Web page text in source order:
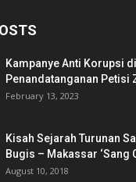
Kampanye Anti Korupsi
Penandatanganan Petisi
February 13, 2023
Kisah Sejarah Turunan
Bugis – Makassar ‘Sang
August 10, 2018